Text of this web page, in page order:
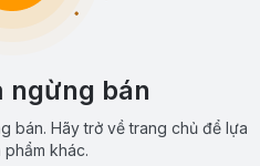
ngừng bán
bán. Hãy trở về trang chủ để lựa
phẩm khác.